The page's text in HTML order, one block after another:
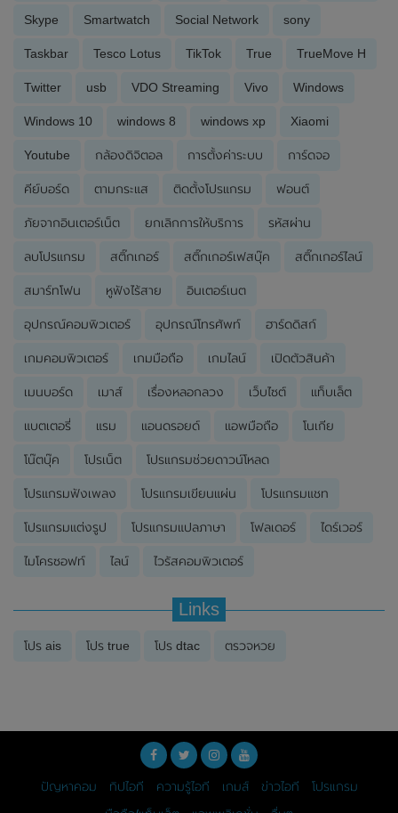
Skype Smartwatch Social Network sony
Taskbar Tesco Lotus TikTok True TrueMove H
Twitter usb VDO Streaming Vivo Windows
Windows 10 windows 8 windows xp Xiaomi
Youtube กล้องดิจิตอล การตั้งค่าระบบ การ์ดจอ
คีย์บอร์ด ตามกระแส ติดตั้งโปรแกรม ฟอนต์
ภัยจากอินเตอร์เน็ต ยกเลิกการให้บริการ รหัสผ่าน
ลบโปรแกรม สติ๊กเกอร์ สติ๊กเกอร์เฟสบุ๊ค สติ๊กเกอร์ไลน์
สมาร์ทโฟน หูฟังไร้สาย อินเตอร์เนต
อุปกรณ์คอมพิวเตอร์ อุปกรณ์โทรศัพท์ ฮาร์ดดิสก์
เกมคอมพิวเตอร์ เกมมือถือ เกมไลน์ เปิดตัวสินค้า
เมนบอร์ด เมาส์ เรื่องหลอกลวง เว็บไซต์ แท็บเล็ต
แบตเตอรี่ แรม แอนดรอยด์ แอพมือถือ โนเกีย
โน๊ตบุ๊ค โปรเน็ต โปรแกรมช่วยดาวน์โหลด
โปรแกรมฟังเพลง โปรแกรมเขียนแผ่น โปรแกรมแชท
โปรแกรมแต่งรูป โปรแกรมแปลภาษา โฟลเดอร์ ไดร์เวอร์
ไมโครซอฟท์ ไลน์ ไวรัสคอมพิวเตอร์
Links
โปร ais โปร true โปร dtac ตรวจหวย
ปัญหาคอม ทิปไอที ความรู้ไอที เกมส์ ข่าวไอที
โปรแกรม